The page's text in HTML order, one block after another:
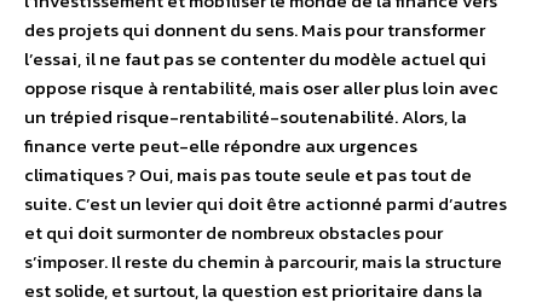
des projets qui donnent du sens. Mais pour transformer
l’essai, il ne faut pas se contenter du modèle actuel qui
oppose risque à rentabilité, mais oser aller plus loin avec
un trépied risque-rentabilité-soutenabilité. Alors, la
finance verte peut-elle répondre aux urgences
climatiques ? Oui, mais pas toute seule et pas tout de
suite. C’est un levier qui doit être actionné parmi d’autres
et qui doit surmonter de nombreux obstacles pour
s’imposer. Il reste du chemin à parcourir, mais la structure
est solide, et surtout, la question est prioritaire dans la